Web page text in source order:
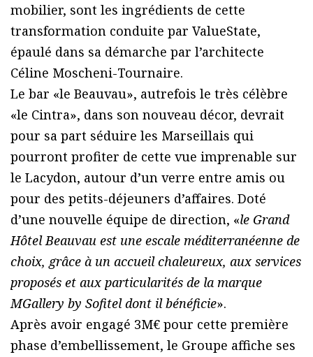
mobilier, sont les ingrédients de cette
transformation conduite par ValueState,
épaulé dans sa démarche par l’architecte
Céline Moscheni-Tournaire.
Le bar «le Beauvau», autrefois le très célèbre
«le Cintra», dans son nouveau décor, devrait
pour sa part séduire les Marseillais qui
pourront profiter de cette vue imprenable sur
le Lacydon, autour d’un verre entre amis ou
pour des petits-déjeuners d’affaires. Doté
d’une nouvelle équipe de direction, «le Grand
Hôtel Beauvau est une escale méditerranéenne de
choix, grâce à un accueil chaleureux, aux services
proposés et aux particularités de la marque
MGallery by Sofitel dont il bénéficie».
Après avoir engagé 3M€ pour cette première
phase d’embellissement, le Groupe affiche ses